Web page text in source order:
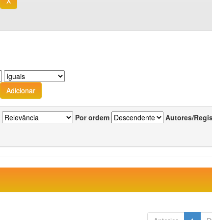
Por ordem Autores/